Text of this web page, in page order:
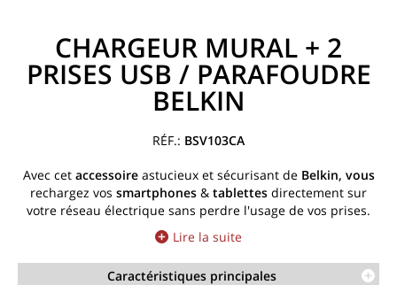
CHARGEUR MURAL + 2
PRISES USB / PARAFOUDRE
BELKIN
BSV103CA
Avec cet accessoire astucieux et sécurisant de Belkin, vous
rechargez vos smartphones & tablettes directement sur
votre réseau électrique sans perdre l'usage de vos prises.
Lire la suite
Caractéristiques principales